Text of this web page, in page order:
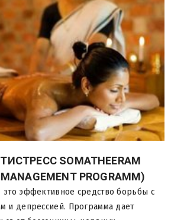
SOMATHEERAM
PROGRAMM)
эффективное средство борьбы с
и депрессией. Программа дает